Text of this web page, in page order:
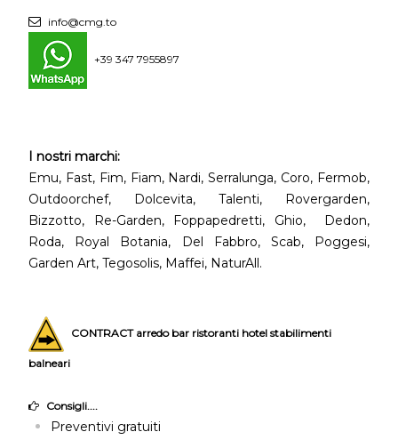
info@cmg.to
+39 347 7955897
I nostri marchi:
Emu, Fast, Fim, Fiam, Nardi, Serralunga, Coro, Fermob,
Outdoorchef, Dolcevita, Talenti, Rovergarden,
Bizzotto, Re-Garden, Foppapedretti, Ghio, Dedon,
Roda, Royal Botania, Del Fabbro, Scab, Poggesi,
Garden Art, Tegosolis, Maffei, NaturAll.
CONTRACT arredo bar ristoranti hotel stabilimenti
balneari
Consigli....
Preventivi gratuiti